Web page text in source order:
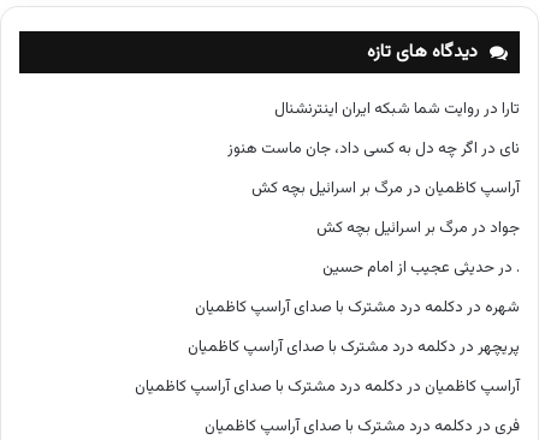
ه‌
ه
دیدگاه های تازه
تارا در روایت شما شبکه ایران اینترنشنال
نای در اگر چه دل به کسی داد، جان ماست هنوز
آراسپ کاظمیان در مرگ بر اسرائیل بچه کش
جواد در مرگ بر اسرائیل بچه کش
. در حدیثی عجیب از امام حسین
شهره در دکلمه درد مشترک با صدای آراسپ کاظمیان
پریچهر در دکلمه درد مشترک با صدای آراسپ کاظمیان
آراسپ کاظمیان در دکلمه درد مشترک با صدای آراسپ کاظمیان
فری در دکلمه درد مشترک با صدای آراسپ کاظمیان